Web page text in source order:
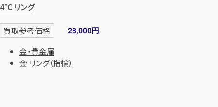
4℃ リング
買取参考価格 28,000円
金・貴金属
金 リング（指輪）